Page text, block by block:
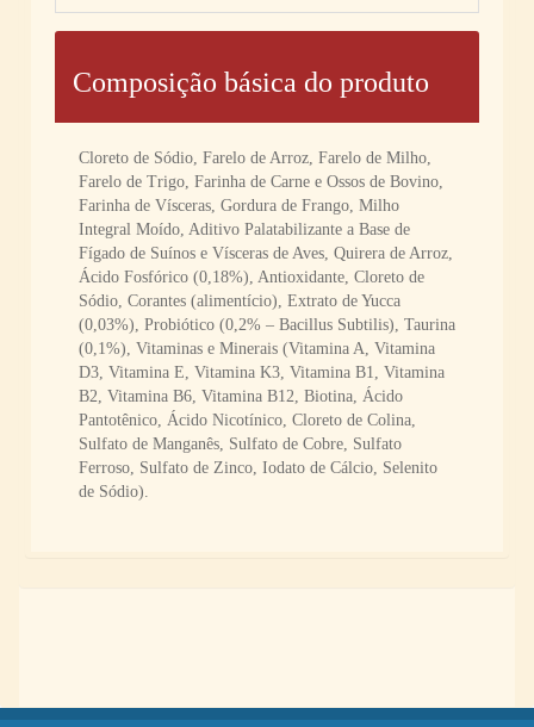
Composição básica do produto
Cloreto de Sódio, Farelo de Arroz, Farelo de Milho,
Farelo de Trigo, Farinha de Carne e Ossos de Bovino,
Farinha de Vísceras, Gordura de Frango, Milho
Integral Moído, Aditivo Palatabilizante a Base de
Fígado de Suínos e Vísceras de Aves, Quirera de Arroz,
Ácido Fosfórico (0,18%), Antioxidante, Cloreto de
Sódio, Corantes (alimentício), Extrato de Yucca
(0,03%), Probiótico (0,2% – Bacillus Subtilis), Taurina
(0,1%), Vitaminas e Minerais (Vitamina A, Vitamina
D3, Vitamina E, Vitamina K3, Vitamina B1, Vitamina
B2, Vitamina B6, Vitamina B12, Biotina, Ácido
Pantotênico, Ácido Nicotínico, Cloreto de Colina,
Sulfato de Manganês, Sulfato de Cobre, Sulfato
Ferroso, Sulfato de Zinco, Iodato de Cálcio, Selenito
de Sódio).